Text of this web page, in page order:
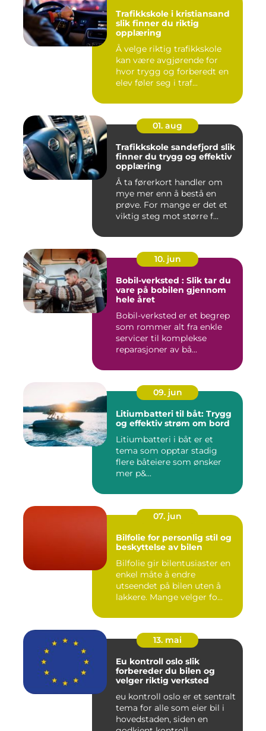
Trafikkskole i kristiansand
slik finner du riktig
opplæring
Å velge riktig trafikkskole
kan være avgjørende for
hvor trygg og forberedt en
elev føler seg i traf...
01. aug
Trafikkskole sandefjord slik
finner du trygg og effektiv
opplæring
Å ta førerkort handler om
mye mer enn å bestå en
prøve. For mange er det et
viktig steg mot større f...
10. jun
Bobil-verksted : Slik tar du
vare på bobilen gjennom
hele året
Bobil-verksted er et begrep
som rommer alt fra enkle
servicer til komplekse
reparasjoner av bå...
09. jun
Litiumbatteri til båt: Trygg
og effektiv strøm om bord
Litiumbatteri i båt er et
tema som opptar stadig
flere båteiere som ønsker
mer p&...
07. jun
Bilfolie for personlig stil og
beskyttelse av bilen
Bilfolie gir bilentusiaster en
enkel måte å endre
utseendet på bilen uten å
lakkere. Mange velger fo...
13. mai
Eu kontroll oslo slik
forbereder du bilen og
velger riktig verksted
eu kontroll oslo er et sentralt
tema for alle som eier bil i
hovedstaden, siden en